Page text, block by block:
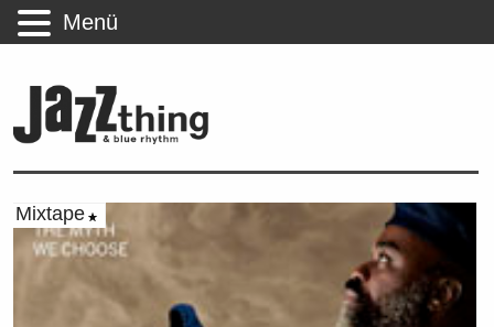
Mixtape
Menü